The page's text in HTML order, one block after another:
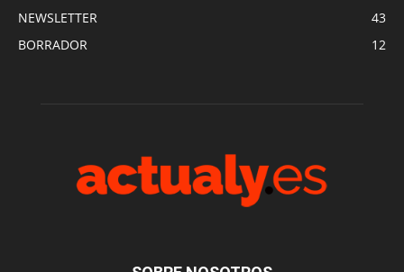
NEWSLETTER
43
BORRADOR
12